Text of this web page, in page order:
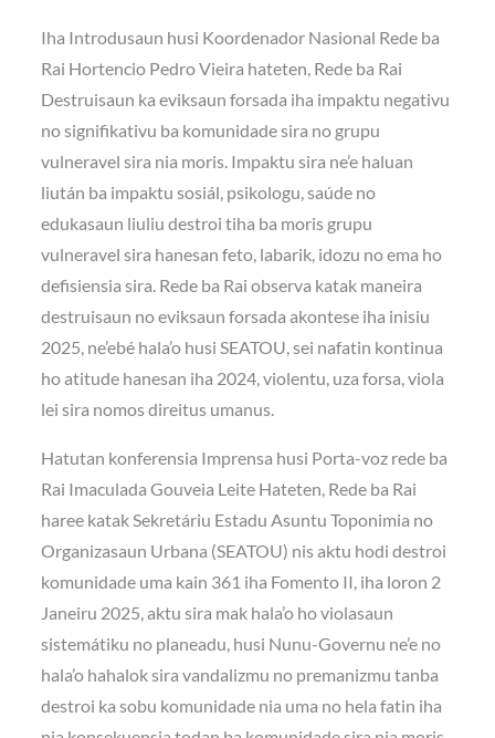
Iha Introdusaun husi Koordenador Nasional Rede ba
Rai Hortencio Pedro Vieira hateten, Rede ba Rai
Destruisaun ka eviksaun forsada iha impaktu negativu
no signifikativu ba komunidade sira no grupu
vulneravel sira nia moris. Impaktu sira ne’e haluan
liután ba impaktu sosiál, psikologu, saúde no
edukasaun liuliu destroi tiha ba moris grupu
vulneravel sira hanesan feto, labarik, idozu no ema ho
defisiensia sira. Rede ba Rai observa katak maneira
destruisaun no eviksaun forsada akontese iha inisiu
2025, ne’ebé hala’o husi SEATOU, sei nafatin kontinua
ho atitude hanesan iha 2024, violentu, uza forsa, viola
lei sira nomos direitus umanus.
Hatutan konferensia Imprensa husi Porta-voz rede ba
Rai Imaculada Gouveia Leite Hateten, Rede ba Rai
haree katak Sekretáriu Estadu Asuntu Toponimia no
Organizasaun Urbana (SEATOU) nis aktu hodi destroi
komunidade uma kain 361 iha Fomento II, iha loron 2
Janeiru 2025, aktu sira mak hala’o ho violasaun
sistemátiku no planeadu, husi Nunu-Governu ne’e no
hala’o hahalok sira vandalizmu no premanizmu tanba
destroi ka sobu komunidade nia uma no hela fatin iha